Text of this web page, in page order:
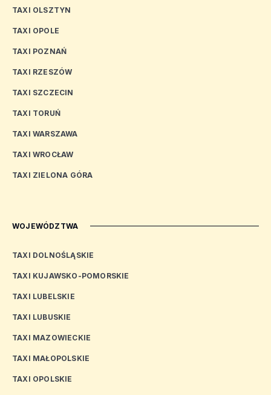
TAXI OLSZTYN
TAXI OPOLE
TAXI POZNAŃ
TAXI RZESZÓW
TAXI SZCZECIN
TAXI TORUŃ
TAXI WARSZAWA
TAXI WROCŁAW
TAXI ZIELONA GÓRA
WOJEWÓDZTWA
TAXI DOLNOŚLĄSKIE
TAXI KUJAWSKO-POMORSKIE
TAXI LUBELSKIE
TAXI LUBUSKIE
TAXI MAZOWIECKIE
TAXI MAŁOPOLSKIE
TAXI OPOLSKIE